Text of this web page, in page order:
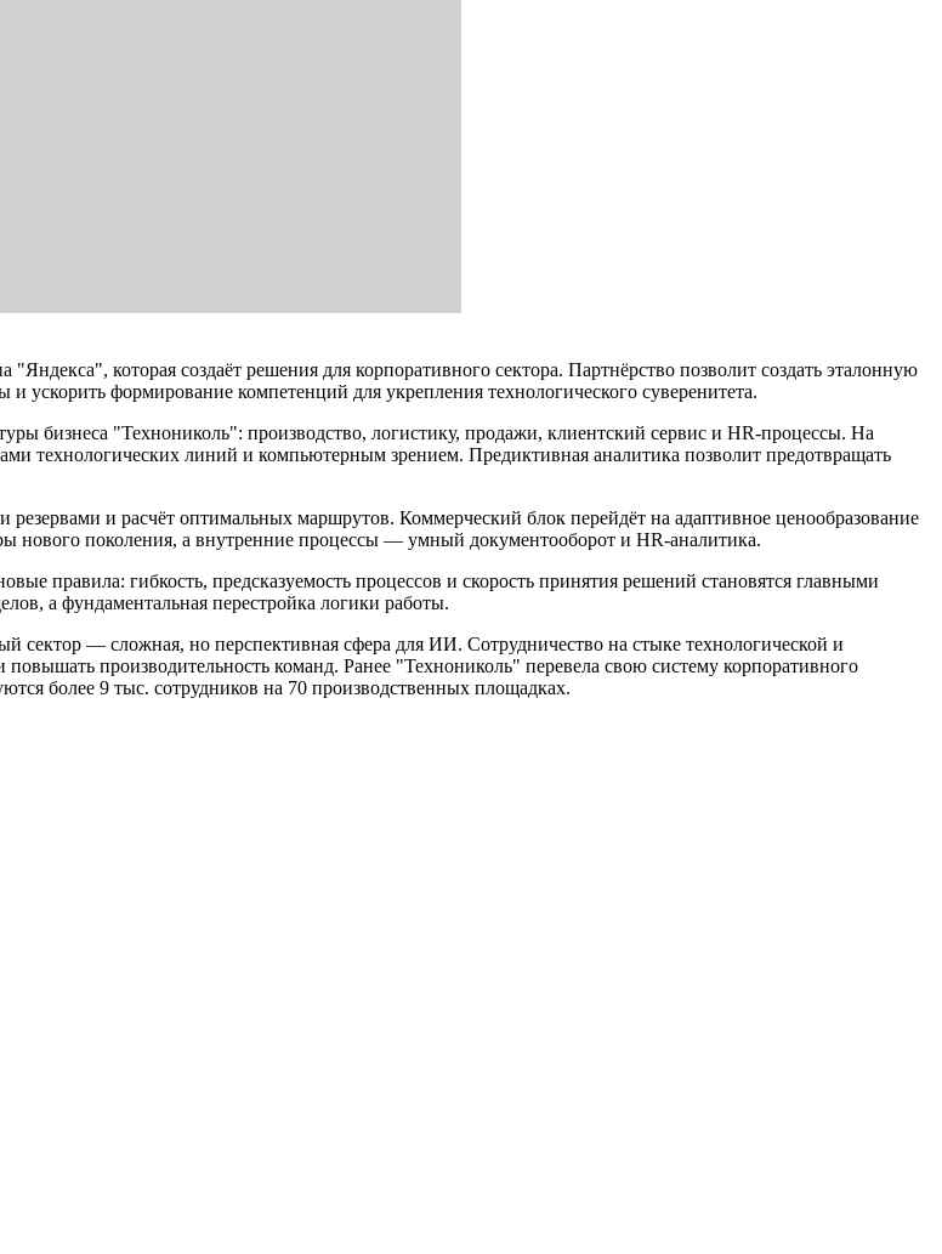
которая создаёт решения для корпоративного сектора. Партнёрство позволит создать эталонную
ускорить формирование компетенций для укрепления технологического суверенитета.
бизнеса "Технониколь": производство, логистику, продажи, клиентский сервис и HR-процессы. На
технологических линий и компьютерным зрением. Предиктивная аналитика позволит предотвращать
и расчёт оптимальных маршрутов. Коммерческий блок перейдёт на адаптивное ценообразование
нового поколения, а внутренние процессы — умный документооборот и HR-аналитика.
правила: гибкость, предсказуемость процессов и скорость принятия решений становятся главными
а фундаментальная перестройка логики работы.
сектор — сложная, но перспективная сфера для ИИ. Сотрудничество на стыке технологической и
производительность команд. Ранее "Технониколь" перевела свою систему корпоративного
более 9 тыс. сотрудников на 70 производственных площадках.